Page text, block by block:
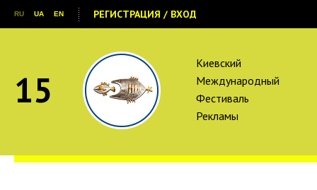
RU UA EN РЕГИСТРАЦИЯ / ВХОД
15
Киевский
Международный
Фестиваль
Рекламы